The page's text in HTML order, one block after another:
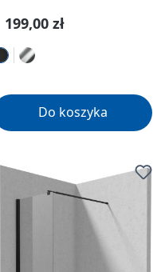
regularna:
199,00 zł
Do koszyka